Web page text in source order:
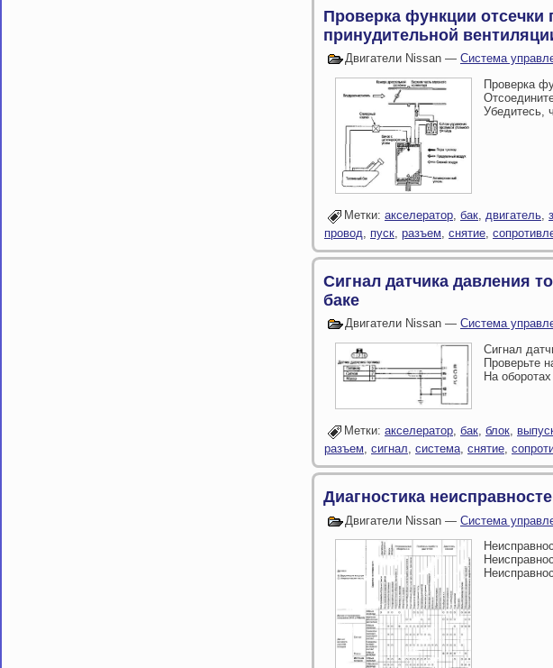
Проверка функции
принудительной
Двигатели Nissan — Система
Проверка
Убедитесь,
Метки: акселератор, бак, двигатель,
провод, пуск, разъем, снятие,
Сигнал датчика давления
баке
Двигатели Nissan — Система
Сигнал
Проверьте
На
Метки: акселератор, бак, блок,
разъем, сигнал, система, снятие,
Диагностика
Двигатели Nissan — Система